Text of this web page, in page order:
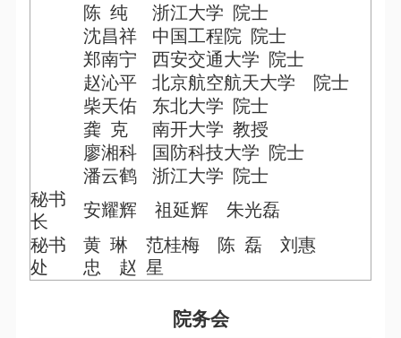
陈 纯
浙江大学 院士
沈昌祥
中国工程院 院士
郑南宁
西安交通大学 院士
赵沁平
北京航空航天大学 院士
柴天佑
东北大学 院士
龚 克 南开大学 教授
廖湘科
国防科技大学 院士
潘云鹤
浙江大学 院士
秘书
长
安耀辉 祖延辉 朱光磊
秘书
处
黄 琳 范桂梅 陈 磊 刘惠
忠 赵 星
院务会